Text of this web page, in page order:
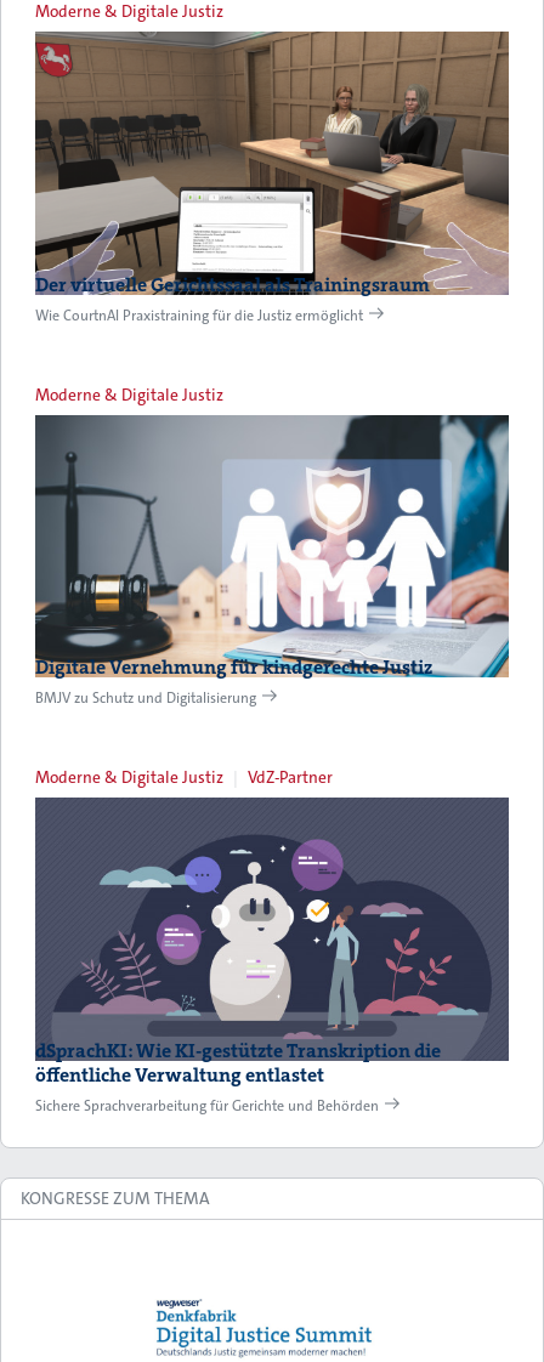
Moderne & Digitale Justiz
Der virtuelle Gerichtssaal als Trainingsraum
Wie CourtnAI Praxistraining für die Justiz ermöglicht
Moderne & Digitale Justiz
Digitale Vernehmung für kindgerechte Justiz
BMJV zu Schutz und Digitalisierung
Moderne & Digitale Justiz VdZ-Partner
dSprachKI: Wie KI-gestützte Transkription die
öffentliche Verwaltung entlastet
Sichere Sprachverarbeitung für Gerichte und Behörden
KONGRESSE ZUM THEMA